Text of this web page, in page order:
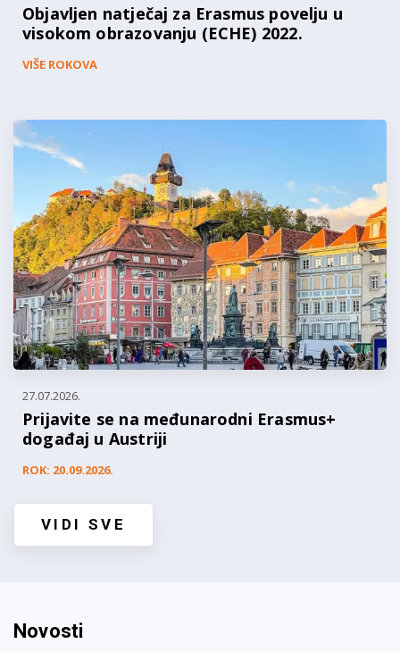
Objavljen natječaj za Erasmus povelju u
visokom obrazovanju (ECHE) 2022.
VIŠE ROKOVA
27.07.2026.
Prijavite se na međunarodni Erasmus+
događaj u Austriji
ROK: 20.09.2026.
VIDI SVE
Novosti